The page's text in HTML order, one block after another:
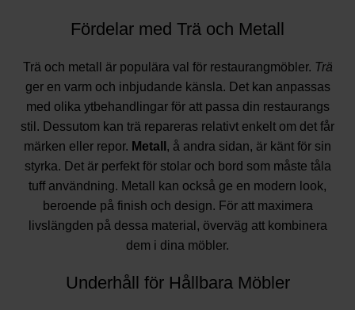
Fördelar med Trä och Metall
Trä och metall är populära val för restaurangmöbler. Trä
ger en varm och inbjudande känsla. Det kan anpassas
med olika ytbehandlingar för att passa din restaurangs
stil. Dessutom kan trä repareras relativt enkelt om det får
märken eller repor. Metall , å andra sidan, är känt för sin
styrka. Det är perfekt för stolar och bord som måste tåla
tuff användning. Metall kan också ge en modern look,
beroende på finish och design. För att maximera
livslängden på dessa material, överväg att kombinera
dem i dina möbler.
Underhåll för Hållbara Möbler